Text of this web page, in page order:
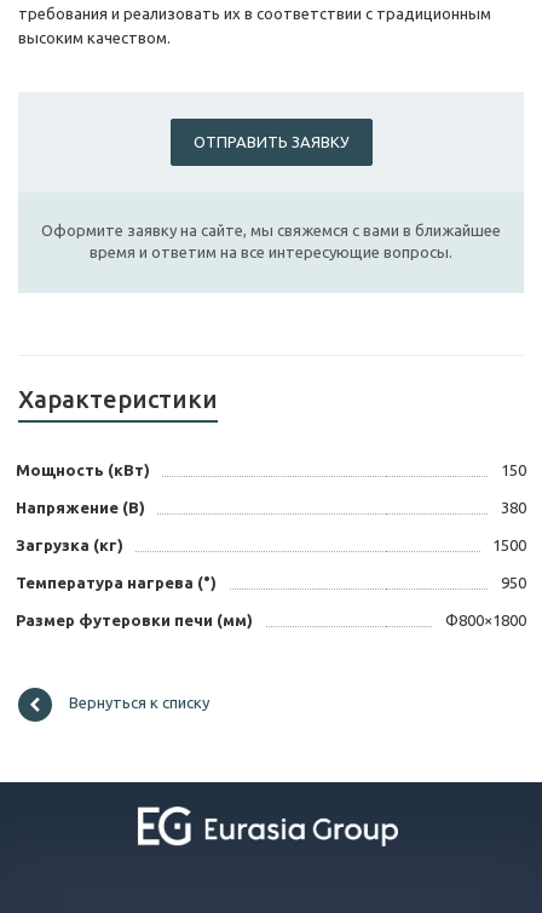
требования и реализовать их в соответствии с традиционным
высоким качеством.
ОТПРАВИТЬ ЗАЯВКУ
Оформите заявку на сайте, мы свяжемся с вами в ближайшее
время и ответим на все интересующие вопросы.
Характеристики
Мощность (кВт) 150
Напряжение (В) 380
Загрузка (кг) 1500
Температура нагрева (°) 950
Размер футеровки печи (мм) Φ800×1800
Вернуться к списку